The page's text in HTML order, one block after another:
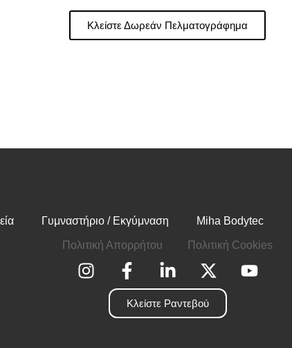
Κλείστε Δωρεάν Πελματογράφημα
Γυμναστήριο / Εκγύμναση Miha Bodytec
Πολιτική Απορρήτου Πολιτική Cookies
Κλείστε Ραντεβού